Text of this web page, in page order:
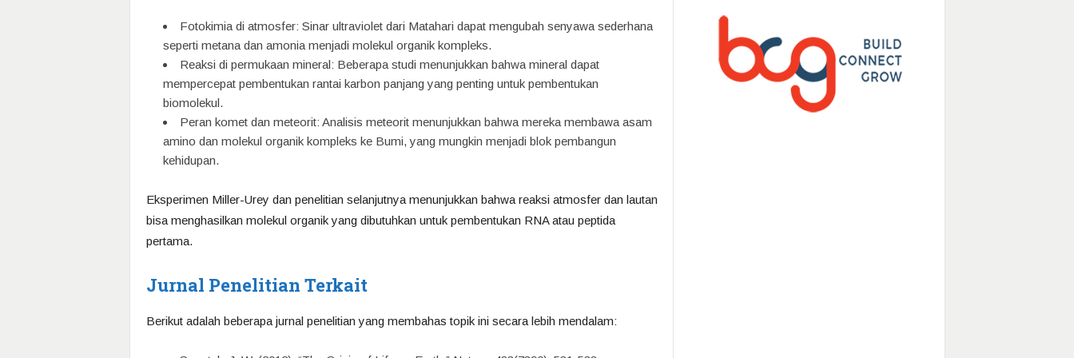
Fotokimia di atmosfer: Sinar ultraviolet dari Matahari dapat mengubah senyawa sederhana
seperti metana dan amonia menjadi molekul organik kompleks.
Reaksi di permukaan mineral: Beberapa studi menunjukkan bahwa mineral dapat
mempercepat pembentukan rantai karbon panjang yang penting untuk pembentukan
biomolekul.
Peran komet dan meteorit: Analisis meteorit menunjukkan bahwa mereka membawa asam
amino dan molekul organik kompleks ke Bumi, yang mungkin menjadi blok pembangun
kehidupan.
Eksperimen Miller-Urey dan penelitian selanjutnya menunjukkan bahwa reaksi atmosfer dan lautan
bisa menghasilkan molekul organik yang dibutuhkan untuk pembentukan RNA atau peptida
pertama.
Jurnal Penelitian Terkait
Berikut adalah beberapa jurnal penelitian yang membahas topik ini secara lebih mendalam: